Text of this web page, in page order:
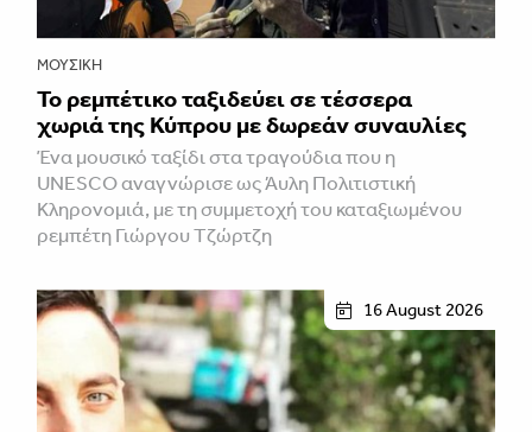
ΜΟΥΣΙΚΉ
Το ρεμπέτικο ταξιδεύει σε τέσσερα
χωριά της Κύπρου με δωρεάν συναυλίες
Ένα μουσικό ταξίδι στα τραγούδια που η
UNESCO αναγνώρισε ως Άυλη Πολιτιστική
Κληρονομιά, με τη συμμετοχή του καταξιωμένου
ρεμπέτη Γιώργου Τζώρτζη
16 August 2026